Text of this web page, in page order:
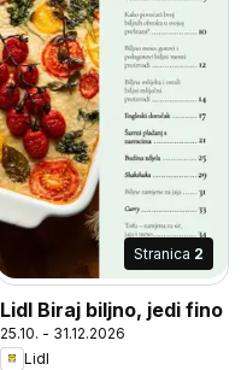
Stranica 2
Lidl Biraj biljno, jedi fino
25.10. - 31.12.2026
Lidl